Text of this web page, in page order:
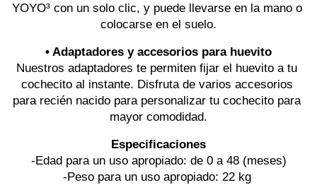
YOYO³ con un solo clic, y puede llevarse en la mano o
colocarse en el suelo.
• Adaptadores y accesorios para huevito
Nuestros adaptadores te permiten fijar el huevito a tu
cochecito al instante. Disfruta de varios accesorios
para recién nacido para personalizar tu cochecito para
mayor comodidad.
Especificaciones
-Edad para un uso apropiado: de 0 a 48 (meses)
-Peso para un uso apropiado: 22 kg